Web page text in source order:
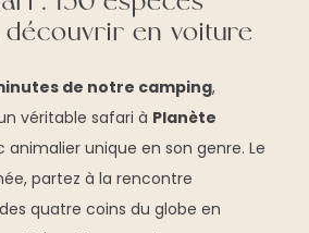
découvrir en voiture
de notre camping,
véritable safari à Planète
animalier unique en son genre. Le
partez à la rencontre
quatre coins du globe en